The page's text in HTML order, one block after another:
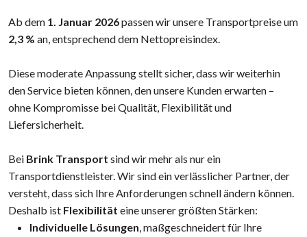
Ab dem 1. Januar 2026passen wir unsere Transportpreise um
2,3 % an, entsprechend dem Nettopreisindex.
Diese moderate Anpassung stellt sicher, dass wir weiterhin
den Service bieten können, den unsere Kunden erwarten –
ohne Kompromisse bei Qualität, Flexibilität und
Liefersicherheit.
Bei Brink Transport sind wir mehr als nur ein
Transportdienstleister. Wir sind ein verlässlicher Partner, der
versteht, dass sich Ihre Anforderungen schnell ändern können.
Deshalb ist Flexibilität eine unserer größten Stärken:
Individuelle Lösungen, maßgeschneidert für Ihre